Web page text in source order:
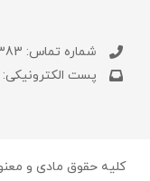
شماره تماس: 09154941383
پست الکترونیکی: info@lampcenter.ir
کلیه حقوق مادی و